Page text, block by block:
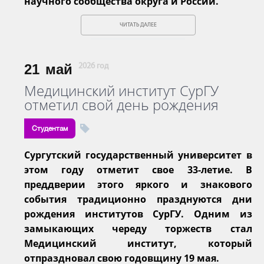
ЧИТАТЬ ДАЛЕЕ
21 май 2026 год
Медицинский институт СурГУ
отметил свой день рождения
Студентам
Сургутский государственный университет в
этом году отметит свое 33-летие. В
преддверии этого яркого и знакового
события традиционно празднуются дни
рождения институтов СурГУ. Одним из
замыкающих череду торжеств стал
Медицинский институт, который
отпраздновал свою годовщину 19 мая.